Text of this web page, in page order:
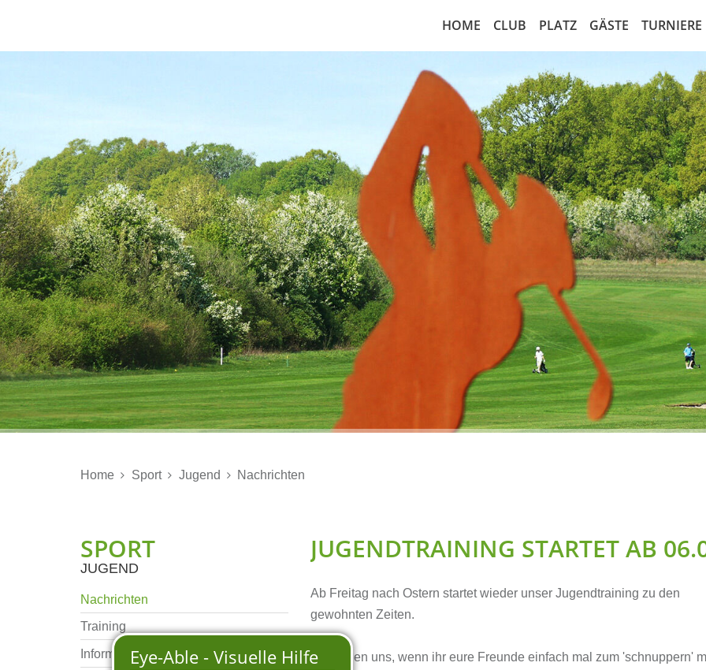
HOME CLUB
Nachrichten
Greenfeeabkommen
Vorstand
Leitbild
Sekretariat
Sportausschuss
Gesellschaftsform
Mitgliedschaft
Förderverein GOLF &
FRIENDS e. V.
Clubmeister
Hole-in-one
PLATZ
18-Loch Anlage
Platzbelegungsplan
Übungsanlagen
Scorekarte 18-Loch
Scorekarte 9-Loch
Course Handicap 18-Loch
Course Handicap 9-Loch
Notfall-Rettungsplan
Luftaufnahme
Platzpflege
GÄSTE
Greenfee regulär
Rangefee
Cart Miete
Golfamore
TURNIERE
RPR
Home  Sport  Jugend  Nachrichten
SPORT
JUGEND
Nachrichten
Training
Informationen
JUGENDTRAINING STARTET AB
Ab Freitag nach Ostern startet wieder unser Jugendtraining zu den
gewohnten Zeiten.
Wir freuen uns, wenn ihr eure Freunde einfach mal zum 'schnuppern'